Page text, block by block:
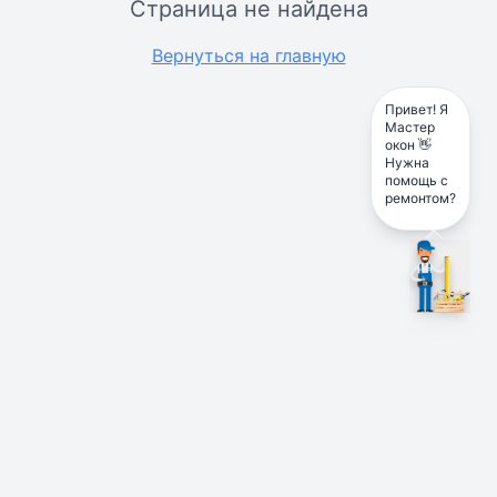
Страница не найдена
Вернуться на главную
Привет! Я
Мастер
окон 👋
Нужна
помощь с
ремонтом?